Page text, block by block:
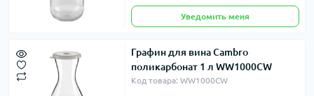
Уведомить меня
Графин для вина Cambro
поликарбонат 1 л WW1000CW
Код товара: WW1000CW